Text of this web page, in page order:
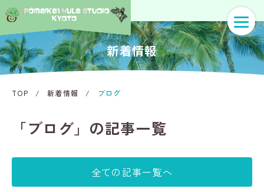
新着情報
TOP / 新着情報 / ブログ
「ブログ」の記事一覧
全ての記事一覧へ